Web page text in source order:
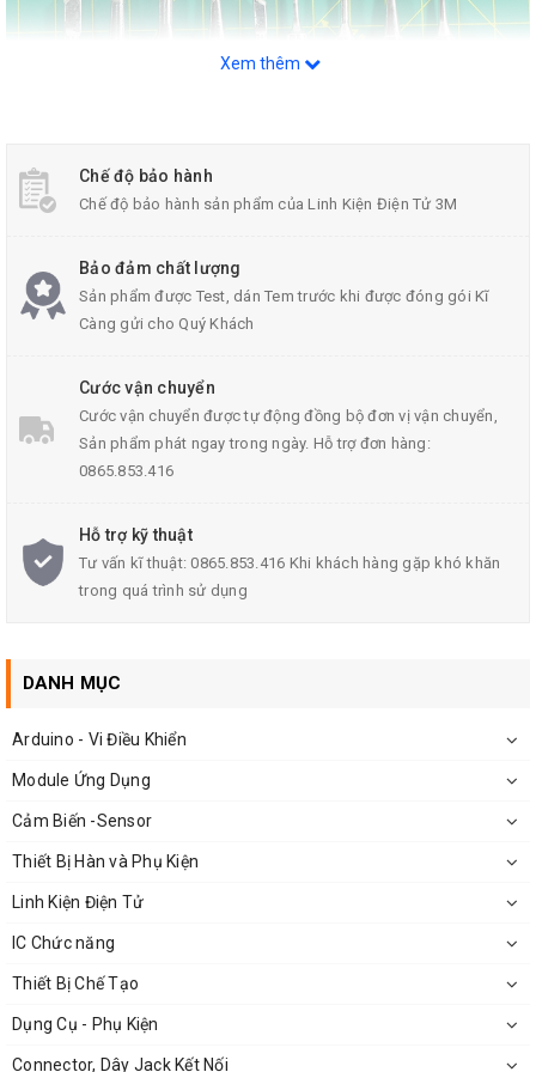
Mũi Hàn 900M
Xem thêm
Chế độ bảo hành
Chế độ bảo hành sản phẩm của Linh Kiện Điện Tử 3M
Bảo đảm chất lượng
Sản phẩm được Test, dán Tem trước khi được đóng gói Kĩ
Càng gửi cho Quý Khách
Cước vận chuyển
Cước vận chuyển được tự động đồng bộ đơn vị vận chuyển,
Sản phẩm phát ngay trong ngày. Hỗ trợ đơn hàng:
0865.853.416
Hỗ trợ kỹ thuật
Tư vấn kĩ thuật: 0865.853.416 Khi khách hàng gặp khó khăn
trong quá trình sử dụng
DANH MỤC
Arduino - Vi Điều Khiển
Module Ứng Dụng
Cảm Biến -Sensor
Thiết Bị Hàn và Phụ Kiện
Linh Kiện Điện Tử
IC Chức năng
Thiết Bị Chế Tạo
Dụng Cụ - Phụ Kiện
Connector, Dây Jack Kết Nối